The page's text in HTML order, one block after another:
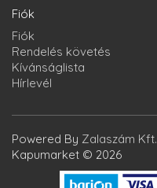
Fiók
Fiók
Rendelés követés
Kívánságlista
Hírlevél
Powered By Zalaszám Kft.
Kapumarket © 2026